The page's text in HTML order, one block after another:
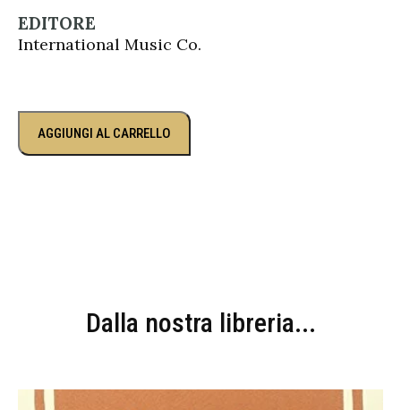
EDITORE
International Music Co.
AGGIUNGI AL CARRELLO
Dalla nostra libreria...